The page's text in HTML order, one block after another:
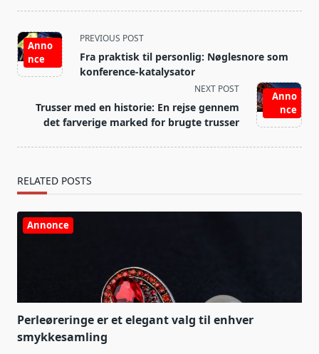
<span
class="nav-
subtitle
reader-
text">Page</span>
Anno
nce
PREVIOUS POST
Fra praktisk til personlig: Nøglesnore som
konference-katalysator
Anno
nce
NEXT POST
Trusser med en historie: En rejse gennem
det farverige marked for brugte trusser
RELATED POSTS
Annonce
Perleøreringe er et elegant valg til enhver
smykkesamling